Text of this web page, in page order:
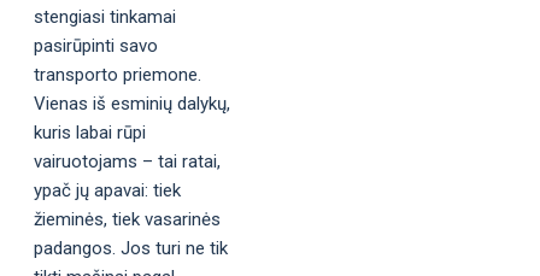
stengiasi tinkamai
pasirūpinti savo
transporto priemone.
Vienas iš esminių dalykų,
kuris labai rūpi
vairuotojams – tai ratai,
ypač jų apavai: tiek
žieminės, tiek vasarinės
padangos. Jos turi ne tik